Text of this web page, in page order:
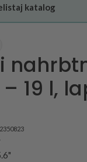
katalog
– 19 l,